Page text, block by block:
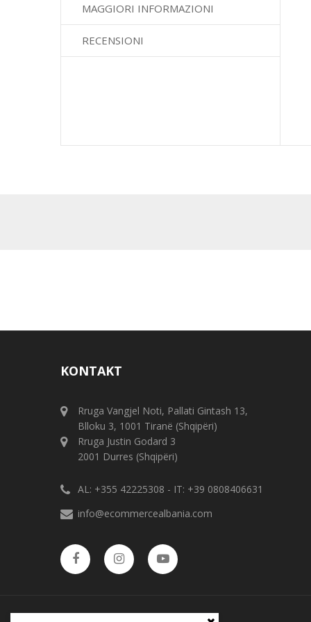
immaginiMAGGIORI INFORMAZIONI
RECENSIONI
KONTAKT
Rruga Vangjel Noti, Pallati Gintash 13,
Blloku 3, 1001 Tiranë (Shqipëri)
Rruga Justin Godard 3
2001 Durres (Shqipëri)
AL: +355 42225308 - IT: +39 0808406631
info@ecommercealbania.com